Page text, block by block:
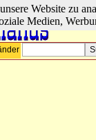
Website zu
Medien,